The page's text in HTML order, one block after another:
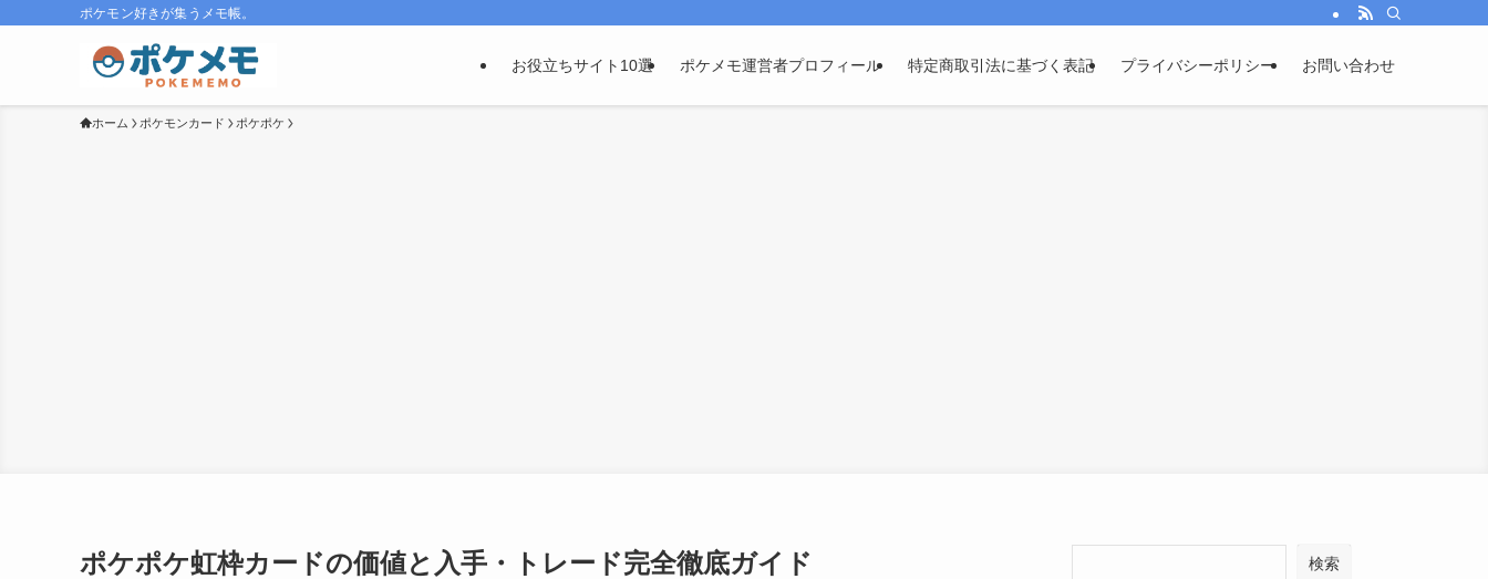
ポケモン好きが集うメモ帳。
お役立ちサイト10選 ポケメモ運営者プロフィール 特定商取引法に基づく表記 プライバシーポリシー お問い合わせ
ホーム ポケモンカード ポケポケ
ポケポケ虹枠カードの価値と入手・トレード完全徹底ガイド 検索